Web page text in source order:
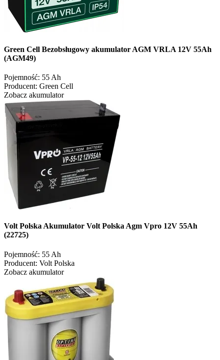
Green Cell Bezobsługowy akumulator AGM VRLA 12V 55Ah
(AGM49)
Pojemność: 55 Ah
Producent: Green Cell
Zobacz akumulator
Volt Polska Akumulator Volt Polska Agm Vpro 12V 55Ah
(22725)
Pojemność: 55 Ah
Producent: Volt Polska
Zobacz akumulator